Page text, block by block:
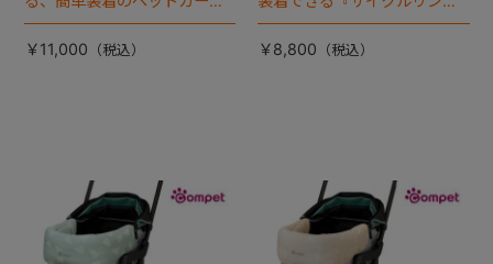
専用ダブル送風ファンが登
場。
￥11,000
ク』が登場！
￥8,800